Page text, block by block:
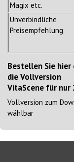
Magix etc.
Unverbindliche
Preisempfehlung
Bestellen Sie
die Vollversion
VitaScene für nur
Vollversion zum
wählbar